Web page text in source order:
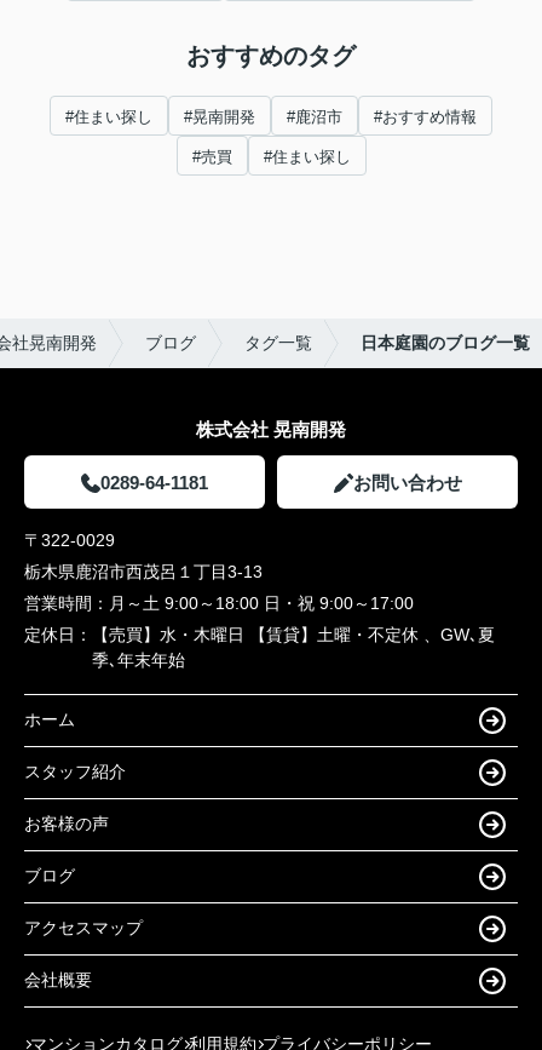
おすすめのタグ
#住まい探し #晃南開発 #鹿沼市 #おすすめ情報
#売買 #住まい探し
社晃南開発 ブログ タグ一覧 日本庭園のブログ一覧
株式会社 晃南開発
0289-64-1181 お問い合わせ
〒322-0029
栃木県鹿沼市西茂呂１丁目3-13
営業時間： 月～土 9:00～18:00 日・祝 9:00～17:00
定休日：
【売買】水・木曜日 【賃貸】土曜・不定休 、GW､夏
季､年末年始
ホーム
スタッフ紹介
お客様の声
ブログ
アクセスマップ
会社概要
マンションカタログ 利用規約 プライバシーポリシー